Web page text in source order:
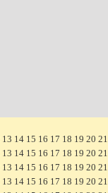
13 14 15 16 17 18 19 20 21
13 14 15 16 17 18 19 20 21
13 14 15 16 17 18 19 20 21
13 14 15 16 17 18 19 20 21